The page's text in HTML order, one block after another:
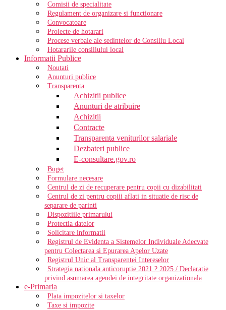
Comisii de specialitate
Regulament de organizare si functionare
Convocatoare
Proiecte de hotarari
Procese verbale ale sedintelor de Consiliu Local
Hotararile consiliului local
Informatii Publice
Noutati
Anunturi publice
Transparenta
Achizitii publice
Anunturi de atribuire
Achizitii
Contracte
Transparenta veniturilor salariale
Dezbateri publice
E-consultare.gov.ro
Buget
Formulare necesare
Centrul de zi de recuperare pentru copii cu dizabilitati
Centrul de zi pentru copiii aflati in situatie de risc de
separare de parinti
Dispozitiile primarului
Protectia datelor
Solicitare informatii
Registrul de Evidenta a Sistemelor Individuale Adecvate
pentru Colectarea si Epurarea Apelor Uzate
Registrul Unic al Transparentei Intereselor
Strategia nationala anticoruptie 2021 ? 2025 / Declaratie
privind asumarea agendei de integritate organizationala
e-Primaria
Plata impozitelor si taxelor
Taxe si impozite